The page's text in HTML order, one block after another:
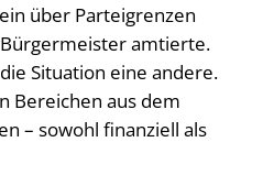
über Parteigrenzen
amtierte.
Situation eine andere.
Bereichen aus dem
– sowohl finanziell als